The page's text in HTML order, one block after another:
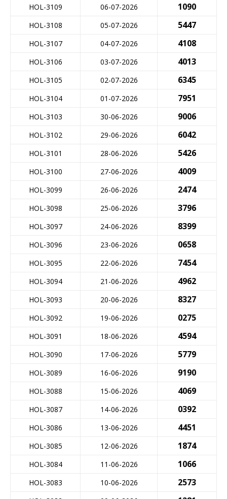
HOL-3109 06-07-2026 1090
HOL-3108 05-07-2026 5447
HOL-3107 04-07-2026 4108
HOL-3106 03-07-2026 4013
HOL-3105 02-07-2026 6345
HOL-3104 01-07-2026 7951
HOL-3103 30-06-2026 9006
HOL-3102 29-06-2026 6042
HOL-3101 28-06-2026 5426
HOL-3100 27-06-2026 4009
HOL-3099 26-06-2026 2474
HOL-3098 25-06-2026 3796
HOL-3097 24-06-2026 8399
HOL-3096 23-06-2026 0658
HOL-3095 22-06-2026 7454
HOL-3094 21-06-2026 4962
HOL-3093 20-06-2026 8327
HOL-3092 19-06-2026 0275
HOL-3091 18-06-2026 4594
HOL-3090 17-06-2026 5779
HOL-3089 16-06-2026 9190
HOL-3088 15-06-2026 4069
HOL-3087 14-06-2026 0392
HOL-3086 13-06-2026 4451
HOL-3085 12-06-2026 1874
HOL-3084 11-06-2026 1066
HOL-3083 10-06-2026 2573